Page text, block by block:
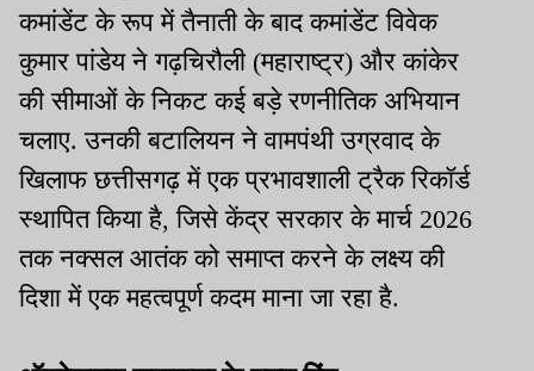
कमांडेंट के रूप में तैनाती के बाद कमांडेंट विवेक
कुमार पांडेय ने गढ़चिरौली (महाराष्ट्र) और कांकेर
की सीमाओं के निकट कई बड़े रणनीतिक अभियान
चलाए. उनकी बटालियन ने वामपंथी उग्रवाद के
खिलाफ छत्तीसगढ़ में एक प्रभावशाली ट्रैक रिकॉर्ड
स्थापित किया है, जिसे केंद्र सरकार के मार्च 2026
तक नक्सल आतंक को समाप्त करने के लक्ष्य की
दिशा में एक महत्वपूर्ण कदम माना जा रहा है.